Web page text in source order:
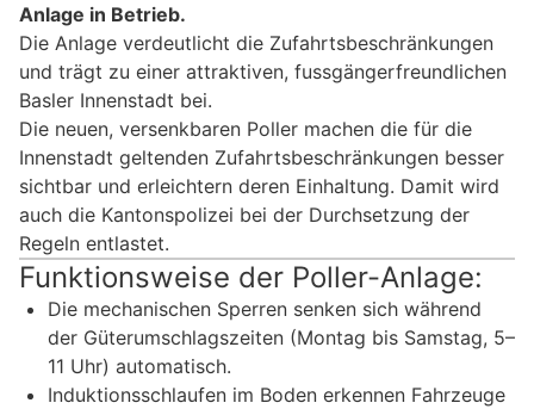
Anlage in Betrieb.
Die Anlage verdeutlicht die Zufahrtsbeschränkungen
und trägt zu einer attraktiven, fussgängerfreundlichen
Basler Innenstadt bei.
Die neuen, versenkbaren Poller machen die für die
Innenstadt geltenden Zufahrtsbeschränkungen besser
sichtbar und erleichtern deren Einhaltung. Damit wird
auch die Kantonspolizei bei der Durchsetzung der
Regeln entlastet.
Funktionsweise der Poller-Anlage:
Die mechanischen Sperren senken sich während
der Güterumschlagszeiten (Montag bis Samstag, 5–
11 Uhr) automatisch.
Induktionsschlaufen im Boden erkennen Fahrzeuge